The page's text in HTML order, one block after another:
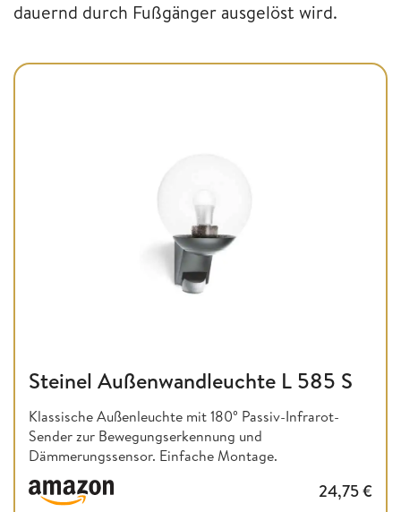
dauernd durch Fußgänger ausgelöst wird.
Steinel Außenwandleuchte L 585 S
Klassische Außenleuchte mit 180° Passiv-Infrarot-
Sender zur Bewegungserkennung und
Dämmerungssensor. Einfache Montage.
24,75€